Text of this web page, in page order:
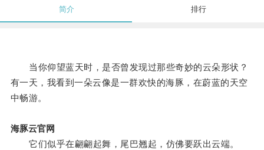
简介 排行
当你仰望蓝天时，是否曾发现过那些奇妙的云朵形状？
有一天，我看到一朵云像是一群欢快的海豚，在蔚蓝的天空
中畅游。
海豚云官网
它们似乎在翩翩起舞，尾巴翘起，仿佛要跃出云端。